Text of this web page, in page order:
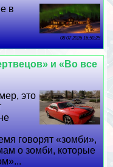
в
08 07 2026 16:50:25
и «Во все
это
говорят «зомби»,
о зомби, которые